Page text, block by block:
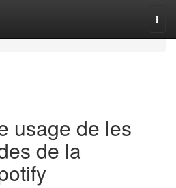
usage de les
de la